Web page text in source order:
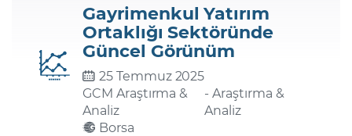
Şifremi Unuttum
Gayrimenkul Yatırım
Ortaklığı Sektöründe
Güncel Görünüm
25 Temmuz 2025
GCM Araştırma &
Analiz
- Araştırma &
Analiz
Borsa